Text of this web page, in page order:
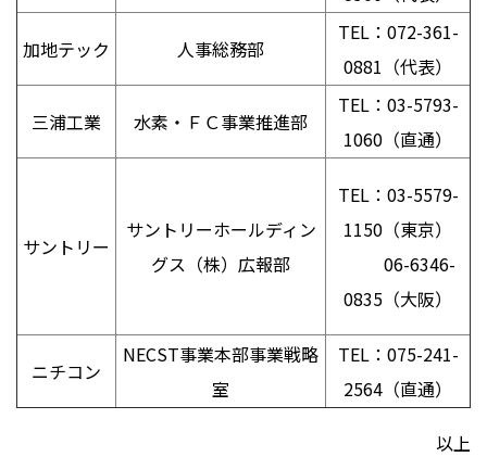
加地テック 人事総務部
TEL： 072-361-
0881 （代表）
三浦工業 水素・ＦＣ事業推進部
TEL： 03-5793-
1060 （直通）
サントリー
サントリーホールディン
グス（株）広報部
TEL： 03-5579-
1150 （東京）
06-6346-
0835（大阪）
ニチコン
NECST事業本部事業戦略
室
TEL： 075-241-
2564 （直通）
以上